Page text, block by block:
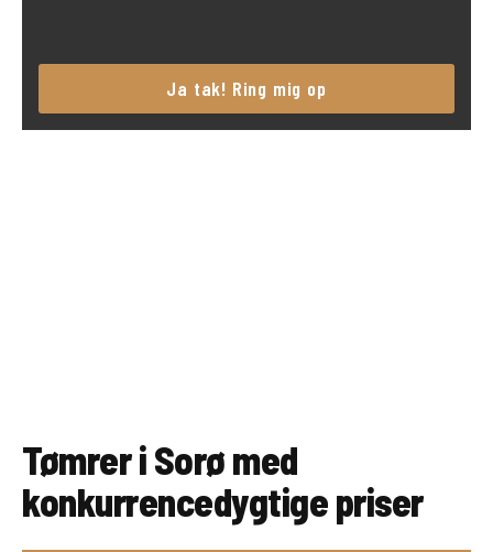
leave
field
empty.
Tømrer i Sorø med
konkurrencedygtige priser